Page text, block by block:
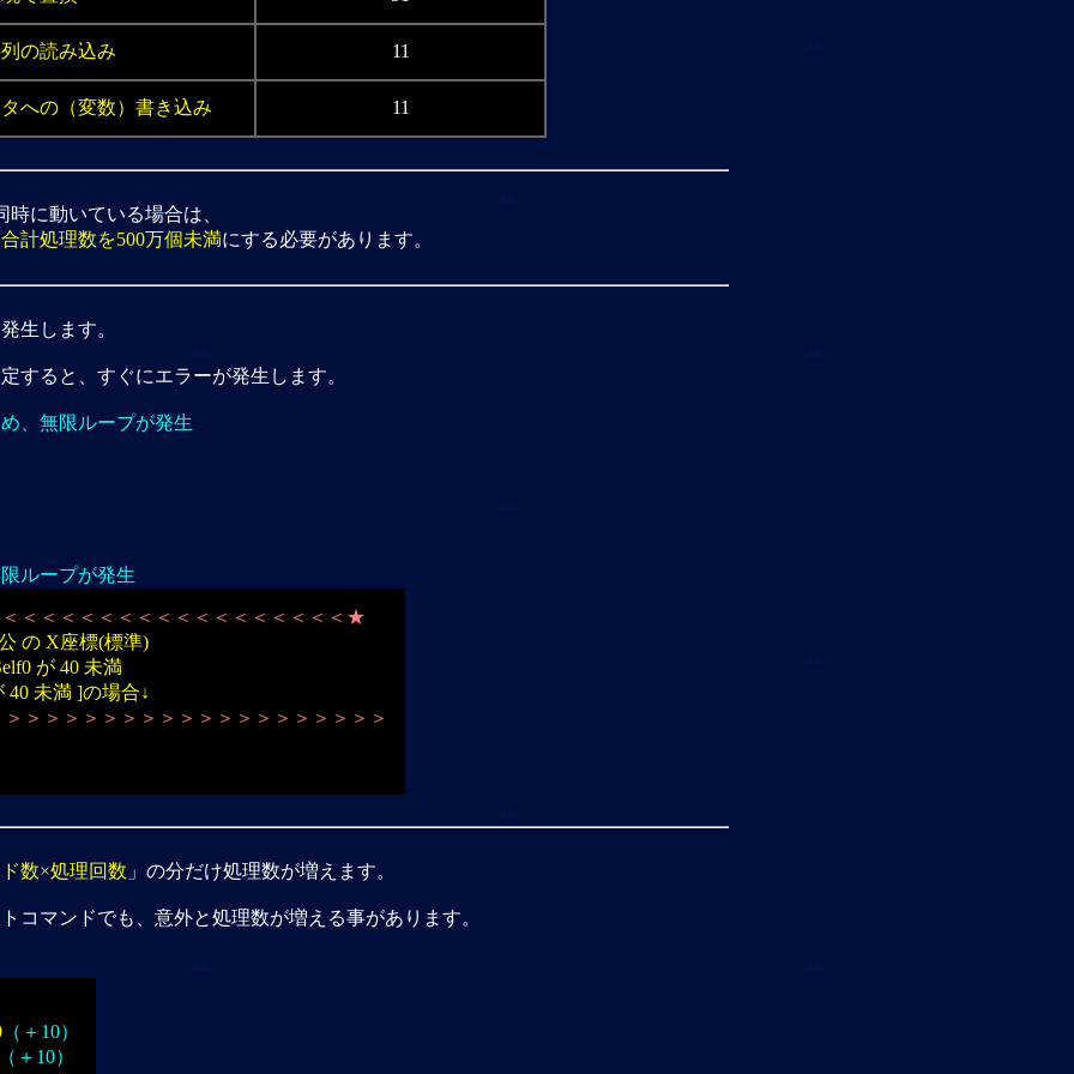
の読み込み 11
への（変数）書き込み 11
に動いている場合は、
合計処理数を500万個未満にする必要があります。
生します。
すると、すぐにエラーが発生します。
、無限ループが発生
ループが発生
＜＜＜＜＜＜＜＜＜＜＜＜＜＜＜＜＜★
の X座標(標準)
が 40 未満
未満 ]の場合↓
＞＞＞＞＞＞＞＞＞＞＞＞＞＞＞＞＞＞＞
数×処理回数 」の分だけ処理数が増えます。
コマンドでも、意外と処理数が増える事があります。
（＋10）
＋10）